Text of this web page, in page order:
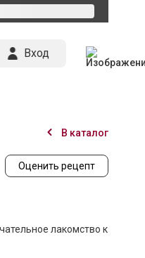
Вход
В каталог
Оценить рецепт
лакомство к